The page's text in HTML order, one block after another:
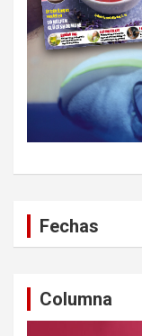
Fechas
Columna